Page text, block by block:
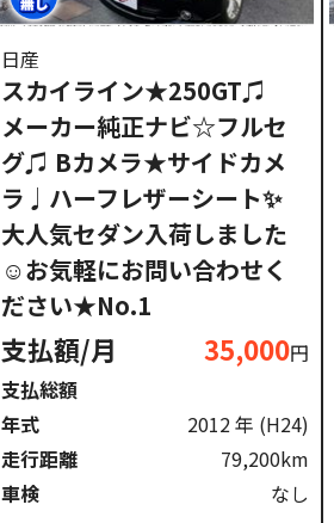
日産
スカイライン★250GT♫
メーカー純正ナビ☆フルセ
グ♫ Bカメラ★サイドカメ
ラ♩ハーフレザーシート✨
大人気セダン入荷しました
☺お気軽にお問い合わせく
ださい★No.1
支払額/月 35,000円
支払総額
年式
2012 年 (H24)
走行距離
79,200km
車検
なし